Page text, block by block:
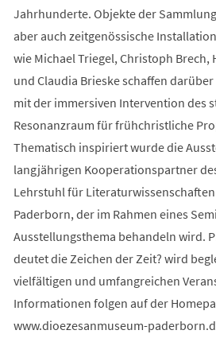
Jahrhunderte. Objekte der
aber auch zeitgenössische
wie Michael Triegel, Christoph
und Claudia Brieske schaffen
mit der immersiven Intervention des
Resonanzraum für frühchristliche
Thematisch inspiriert wurde die
langjährigen Kooperationspartner
Lehrstuhl für
Paderborn, der im Rahmen eines
Ausstellungsthema behandeln wird.
deutet die Zeichen der Zeit? wird
vielfältigen und umfangreichen
Informationen folgen auf der
www.dioezesanmuseum-